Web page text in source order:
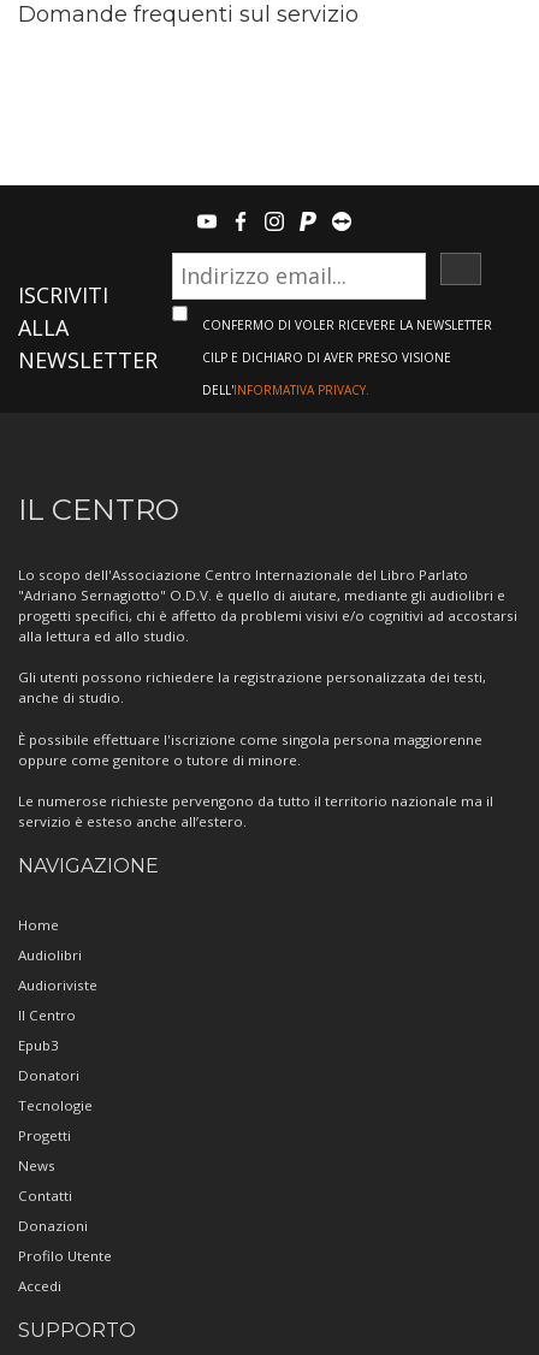
Domande frequenti sul servizio
youtubefacebook
instagram
paypalteamviewer
ISCRIVITI
ALLA
NEWSLETTER
CONFERMO DI VOLER RICEVERE LA NEWSLETTER
CILP E DICHIARO DI AVER PRESO VISIONE
DELL'INFORMATIVA PRIVACY.
Informazioni
sul
Centro
IL CENTRO
Lo scopo dell'Associazione Centro Internazionale del Libro Parlato
"Adriano Sernagiotto" O.D.V. è quello di aiutare, mediante gli audiolibri e
progetti specifici, chi è affetto da problemi visivi e/o cognitivi ad accostarsi
alla lettura ed allo studio.
Gli utenti possono richiedere la registrazione personalizzata dei testi,
anche di studio.
È possibile effettuare l'iscrizione come singola persona maggiorenne
oppure come genitore o tutore di minore.
Le numerose richieste pervengono da tutto il territorio nazionale ma il
servizio è esteso anche all’estero.
NAVIGAZIONE
Home
Audiolibri
Audioriviste
Il Centro
Epub3
Donatori
Tecnologie
Progetti
News
Contatti
Donazioni
Profilo Utente
Accedi
SUPPORTO